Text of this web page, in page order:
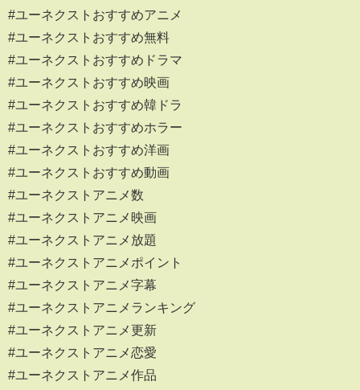
#ユーネクストおすすめアニメ
#ユーネクストおすすめ無料
#ユーネクストおすすめドラマ
#ユーネクストおすすめ映画
#ユーネクストおすすめ韓ドラ
#ユーネクストおすすめホラー
#ユーネクストおすすめ洋画
#ユーネクストおすすめ動画
#ユーネクストアニメ数
#ユーネクストアニメ映画
#ユーネクストアニメ放題
#ユーネクストアニメポイント
#ユーネクストアニメ字幕
#ユーネクストアニメランキング
#ユーネクストアニメ更新
#ユーネクストアニメ恋愛
#ユーネクストアニメ作品